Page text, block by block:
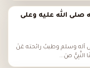
صلى الله عليه وعلى
آله وسلم وطيبُ رائحته عَنْ
النَّبِيُّ صَ...